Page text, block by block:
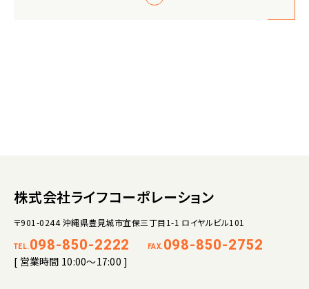
株式会社ライフコーポレーション
〒901-0244 沖縄県豊見城市宜保三丁目1-1 ロイヤルビル101
TEL. 098-850-2222 FAX. 098-850-2752
[ 営業時間 10:00～17:00 ]